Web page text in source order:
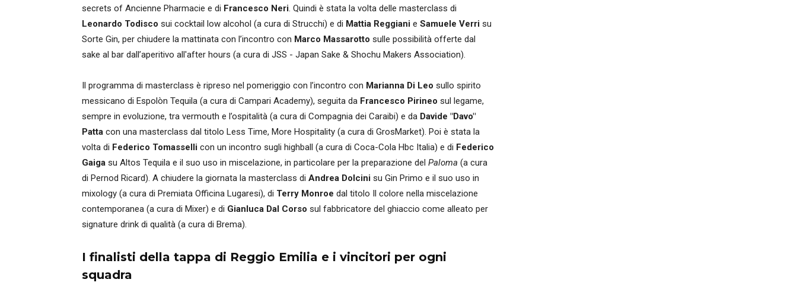
secrets of Ancienne Pharmacie e di Francesco Neri. Quindi è stata la volta delle masterclass di
Leonardo Todisco sui cocktail low alcohol (a cura di Strucchi) e di Mattia Reggiani e Samuele Verri su
Sorte Gin, per chiudere la mattinata con l’incontro con Marco Massarotto sulle possibilità offerte dal
sake al bar dall’aperitivo all'after hours (a cura di JSS - Japan Sake & Shochu Makers Association).
Il programma di masterclass è ripreso nel pomeriggio con l’incontro con Marianna Di Leo sullo spirito
messicano di Espolòn Tequila (a cura di Campari Academy), seguita da Francesco Pirineo sul legame,
sempre in evoluzione, tra vermouth e l’ospitalità (a cura di Compagnia dei Caraibi) e da Davide "Davo"
Patta con una masterclass dal titolo Less Time, More Hospitality (a cura di GrosMarket). Poi è stata la
volta di Federico Tomasselli con un incontro sugli highball (a cura di Coca-Cola Hbc Italia) e di Federico
Gaiga su Altos Tequila e il suo uso in miscelazione, in particolare per la preparazione del Paloma (a cura
di Pernod Ricard). A chiudere la giornata la masterclass di Andrea Dolcini su Gin Primo e il suo uso in
mixology (a cura di Premiata Officina Lugaresi), di Terry Monroe dal titolo Il colore nella miscelazione
contemporanea (a cura di Mixer) e di Gianluca Dal Corso sul fabbricatore del ghiaccio come alleato per
signature drink di qualità (a cura di Brema).
I finalisti della tappa di Reggio Emilia e i vincitori per ogni
squadra